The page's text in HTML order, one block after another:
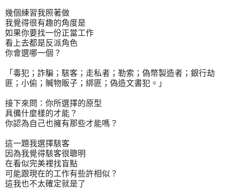
幾個練習我照著做
我覺得很有趣的角度是
如果你要找一份正當工作
看上去都是反派角色
你會選哪一個？
「毒犯；詐騙；駭客；走私者；勒索；偽幣製造者；銀行劫
匪；小偷；贓物販子；綁匪；偽造文書犯。」
接下來問：你所選擇的原型
具備什麼樣的才能？
你認為自己也擁有那些才能嗎？
這一題我選擇駭客
因為我覺得駭客很聰明
在看似完美裡找盲點
可能跟現在的工作有些許相似？
這我也不太確定就是了